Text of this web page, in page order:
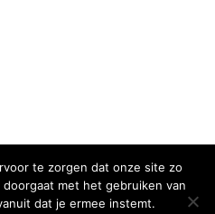
te zorgen dat onze site zo
met het gebruiken van
dat je ermee instemt.